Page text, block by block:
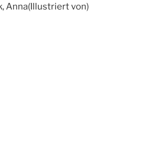
Anna(Illustriert von)